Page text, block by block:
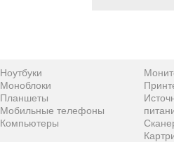
Ноутбуки
Моноблоки
Планшеты
Мобильные телефоны
Компьютеры